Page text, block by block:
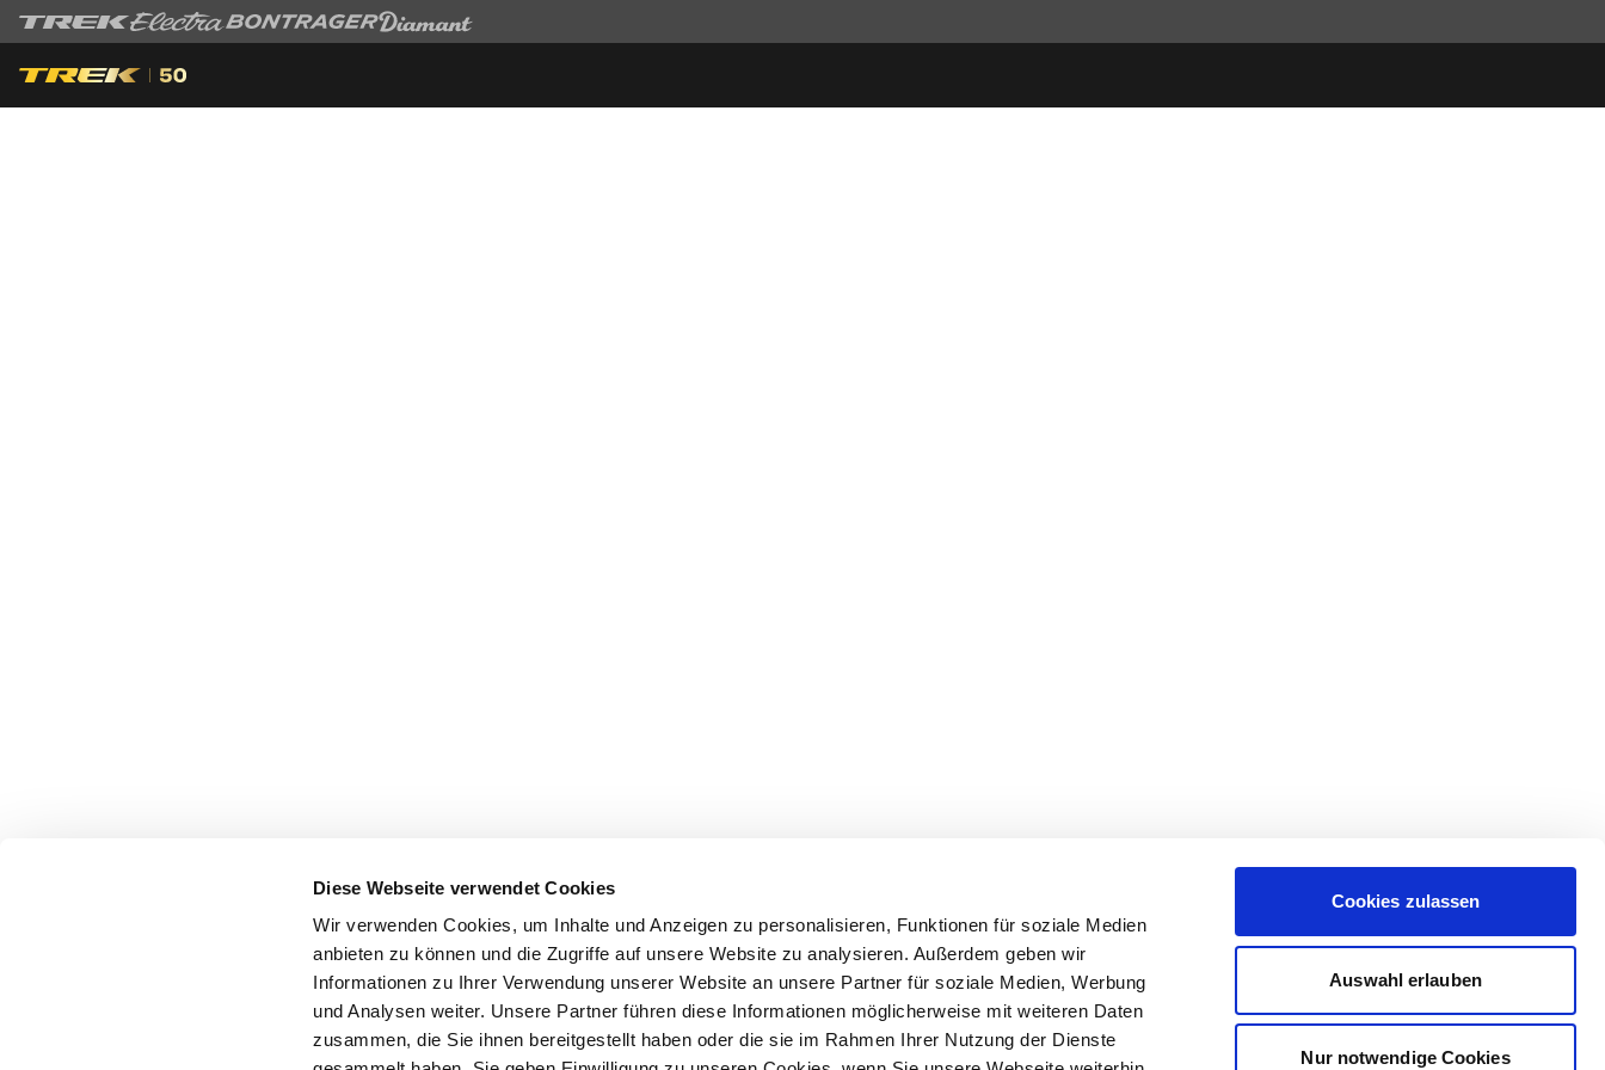
Diese Webseite verwendet Cookies
Wir verwenden Cookies, um Inhalte und Anzeigen zu personalisieren, Funktionen für soziale Medien
anbieten zu können und die Zugriffe auf unsere Website zu analysieren. Außerdem geben wir
Informationen zu Ihrer Verwendung unserer Website an unsere Partner für soziale Medien, Werbung
und Analysen weiter. Unsere Partner führen diese Informationen möglicherweise mit weiteren Daten
zusammen, die Sie ihnen bereitgestellt haben oder die sie im Rahmen Ihrer Nutzung der Dienste
Cookies zulassen
Auswahl erlauben
Nur notwendige Cookies